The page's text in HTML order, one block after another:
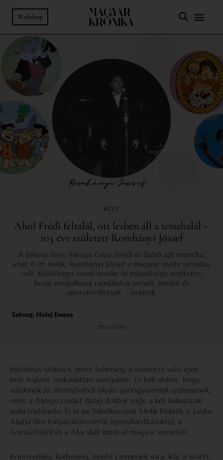
Webshop
KULT
Ahol Frédi feltalál, ott lesben áll a tetszhalál –
103 éve született Romhányi József
A tétova teve, Mézga Géza, Frédi és Bubó azt mondta,
amit ő írt nekik. Romhányi József a magyar nyelv virtuóza
volt, különleges zenei érzéke és műveltsége segítette,
hogy megalkossa csodálatos verseit, meséit és
operafordításait – nekünk.
Szöveg: Hulej Emese
2024.03.08.
Hatalmas szókincs, zenei tehetség, a humorra való igen
erős hajlam, lankadatlan szorgalom. Ez kell ahhoz, hogy
valakinek az életművéből olyan gyöngyszemek szülessenek,
mint a Mézga család, Bubó doktor vagy a két kőkorszaki
szaki története. És el ne feledkezzünk Mekk Elekről, a Ludas
Matyifilm forgatókönyvéről, operafordításokról, a
Szamárfülrőlés a Macskák musical magyar verseiről.
Könnyedség, kedvesség, nyelvi csemegék sora. Kár a szóért,